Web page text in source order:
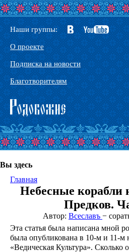
Наши группы:
О проекте
Подписка на новости
Благотворителям
Вы здесь
Главная
Небесные корабли
Предков.
Автор: Всеславъ −
Эта статья была написана мной
была опубликована в 10-м и 11-м
«Ведическая Культура». Сколько